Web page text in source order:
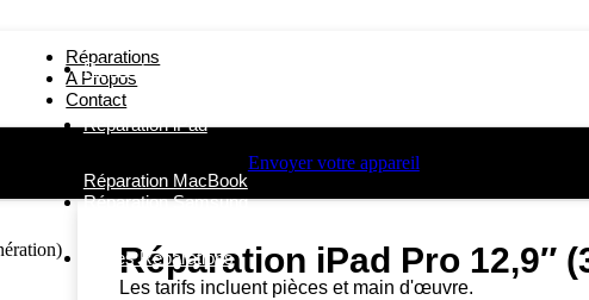
Réparations
A Propos
Contact
Réparation iPhone
Réparation iPad
Réparation MacBook
Réparation Samsung
Autres Réparations
Envoyer votre appareil
Réparation iPad Pro 12,9″ (3e gen)
Réparation iPad Pro 12,9″
Les tarifs incluent pièces et main d'œuvre.